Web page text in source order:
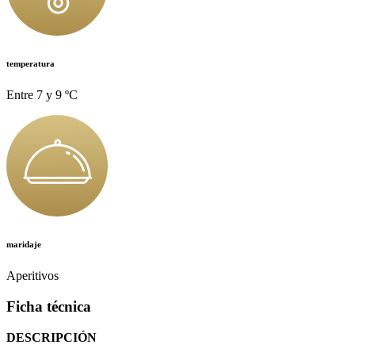
temperatura
Entre 7 y 9 ºC
maridaje
Aperitivos
Ficha técnica
DESCRIPCIÓN